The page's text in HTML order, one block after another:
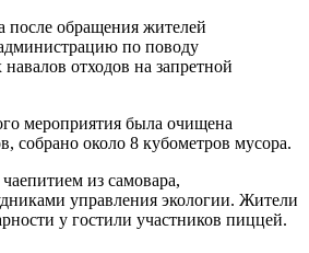
после обращения жителей
по поводу
отходов на запретной
мероприятия была очищена
собрано около 8 кубометров мусора.
из самовара,
управления экологии. Жители
у гостили участников пиццей.